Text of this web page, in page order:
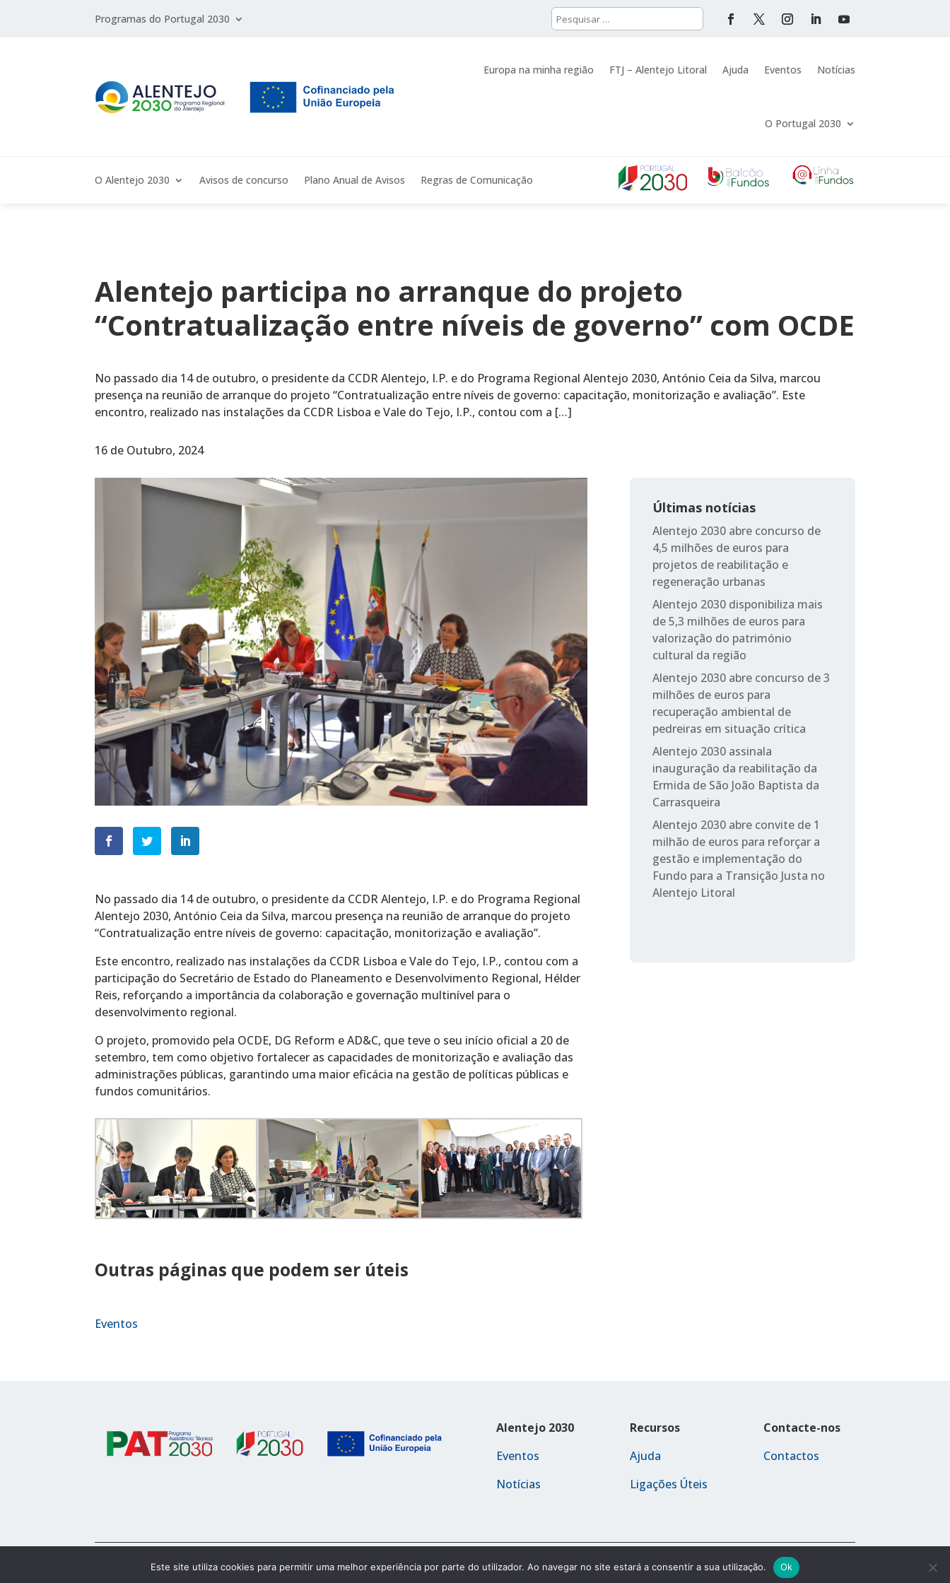
Programas do Portugal 2030
Europa na minha região FTJ – Alentejo Litoral Ajuda Eventos Notícias
O Portugal 2030
O Alentejo 2030 Avisos de concurso Plano Anual de Avisos Regras de Comunicação
Alentejo participa no arranque do projeto
“Contratualização entre níveis de governo” com OCDE
No passado dia 14 de outubro, o presidente da CCDR Alentejo, I.P. e do Programa Regional Alentejo 2030, António Ceia da Silva, marcou
presença na reunião de arranque do projeto “Contratualização entre níveis de governo: capacitação, monitorização e avaliação”. Este
encontro, realizado nas instalações da CCDR Lisboa e Vale do Tejo, I.P., contou com a […]
16 de Outubro, 2024
No passado dia 14 de outubro, o presidente da CCDR Alentejo, I.P. e do Programa Regional
Alentejo 2030, António Ceia da Silva, marcou presença na reunião de arranque do projeto
“Contratualização entre níveis de governo: capacitação, monitorização e avaliação”.
Este encontro, realizado nas instalações da CCDR Lisboa e Vale do Tejo, I.P., contou com a
participação do Secretário de Estado do Planeamento e Desenvolvimento Regional, Hélder
Reis, reforçando a importância da colaboração e governação multinível para o
desenvolvimento regional.
O projeto, promovido pela OCDE, DG Reform e AD&C, que teve o seu início oficial a 20 de
setembro, tem como objetivo fortalecer as capacidades de monitorização e avaliação das
administrações públicas, garantindo uma maior eficácia na gestão de políticas públicas e
fundos comunitários.
Últimas notícias
Alentejo 2030 abre concurso de
4,5 milhões de euros para
projetos de reabilitação e
regeneração urbanas
Alentejo 2030 disponibiliza mais
de 5,3 milhões de euros para
valorização do património
cultural da região
Alentejo 2030 abre concurso de 3
milhões de euros para
recuperação ambiental de
pedreiras em situação crítica
Alentejo 2030 assinala
inauguração da reabilitação da
Ermida de São João Baptista da
Carrasqueira
Alentejo 2030 abre convite de 1
milhão de euros para reforçar a
gestão e implementação do
Fundo para a Transição Justa no
Alentejo Litoral
Outras páginas que podem ser úteis
Eventos
Alentejo 2030
Eventos
Notícias
Recursos
Ajuda
Ligações Úteis
Contacte-nos
Contactos
© 2023 Alentejo 2030 Política de Acessibilidade Política de Privacidade Termos e Condições
Este site utiliza cookies para permitir uma melhor experiência por parte do utilizador. Ao navegar no site estará a consentir a sua utilização. Ok